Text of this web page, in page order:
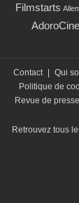
Filmstarts
Contact | Qui
Politique de
Revue de presse
Retrouvez tous